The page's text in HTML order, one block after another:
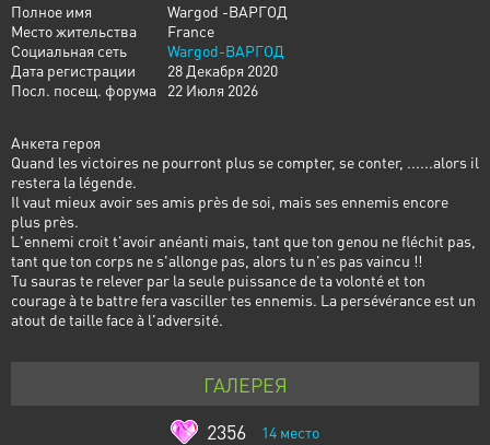
Полное имя
Wargod -ВАРГОД
Место жительства
France
Социальная сеть
Wargod-ВАРГОД
Дата регистрации
28 Декабря 2020
Посл. посещ. форума
22 Июля 2026
Анкета героя
Quand les victoires ne pourront plus se compter, se conter, ......alors il
restera la légende.
Il vaut mieux avoir ses amis près de soi, mais ses ennemis encore
plus près.
L'ennemi croit t'avoir anéanti mais, tant que ton genou ne fléchit pas,
tant que ton corps ne s'allonge pas, alors tu n'es pas vaincu !!
Tu sauras te relever par la seule puissance de ta volonté et ton
courage à te battre fera vasciller tes ennemis. La persévérance est un
atout de taille face à l'adversité.
ГАЛЕРЕЯ
2356
14 место